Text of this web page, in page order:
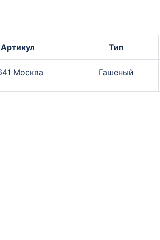
Артикул Тип
Москва Гашеный